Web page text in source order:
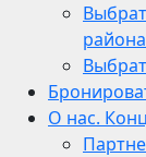
О нас.